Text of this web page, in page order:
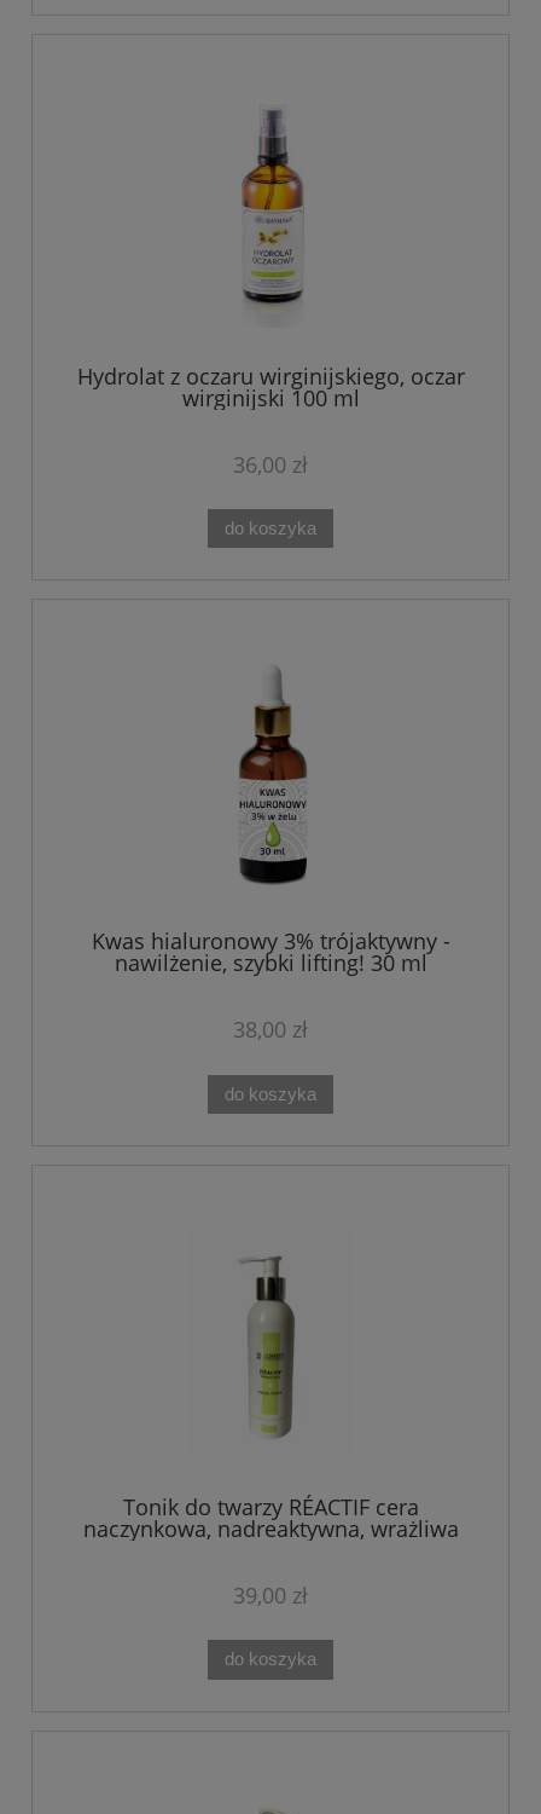
Hydrolat z oczaru wirginijskiego, oczar
wirginijski 100 ml
36,00 zł
do koszyka
Kwas hialuronowy 3% trójaktywny -
nawilżenie, szybki lifting! 30 ml
38,00 zł
do koszyka
Tonik do twarzy RÉACTIF cera
naczynkowa, nadreaktywna, wrażliwa
Theo Marvee 200ML
39,00 zł
do koszyka